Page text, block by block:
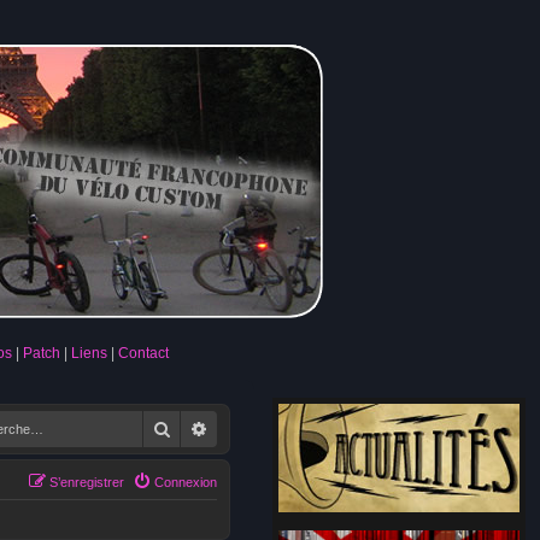
Patch Liens Contact
RechercherRecherche avancée
Connexion
S’enregistrer